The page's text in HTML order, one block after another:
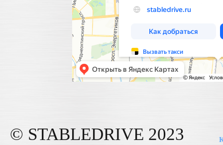
© STABLEDRIVE 2023